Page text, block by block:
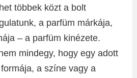
többek közt a bolt
a parfüm márkája,
– a parfüm kinézete.
mindegy, hogy egy adott
a színe vagy a